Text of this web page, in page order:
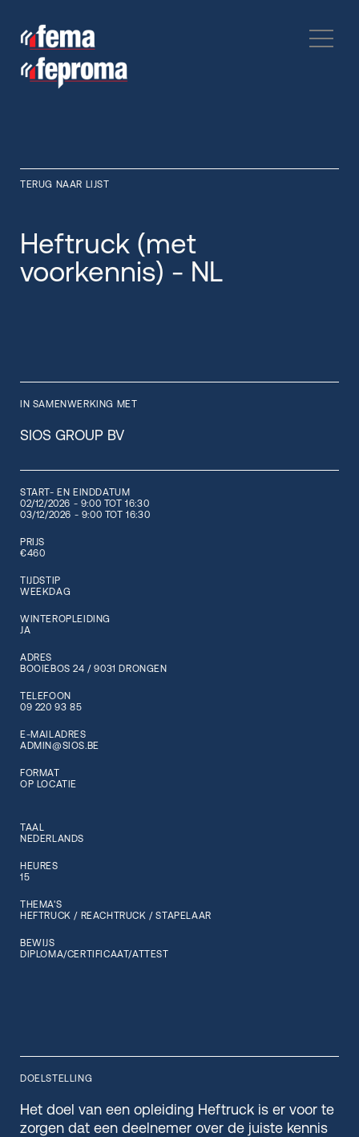
TERUG NAAR LIJST
Heftruck (met
voorkennis) - NL
IN SAMENWERKING MET
SIOS GROUP BV
START- EN EINDDATUM
02/12/2026 - 9:00 TOT 16:30
03/12/2026 - 9:00 TOT 16:30
PRIJS
€460
TIJDSTIP
WEEKDAG
WINTEROPLEIDING
JA
ADRES
BOOIEBOS 24 / 9031 DRONGEN
TELEFOON
09 220 93 85
E-MAILADRES
ADMIN@SIOS.BE
FORMAT
OP LOCATIE
TAAL
NEDERLANDS
HEURES
15
THEMA'S
HEFTRUCK / REACHTRUCK / STAPELAAR
BEWIJS
DIPLOMA/CERTIFICAAT/ATTEST
DOELSTELLING
Het doel van een opleiding Heftruck is er voor te
zorgen dat een deelnemer over de juiste kennis